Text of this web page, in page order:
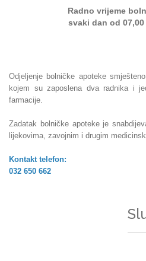
Radno vrijeme
svaki dan od
Odjeljenje bolničke apoteke
kojem su zaposlena dva radnikai
farmacije.
Zadatak bolničke apoteke je
lijekovima, zavojnim i drugim
Kontakt telefon:
032 650 662